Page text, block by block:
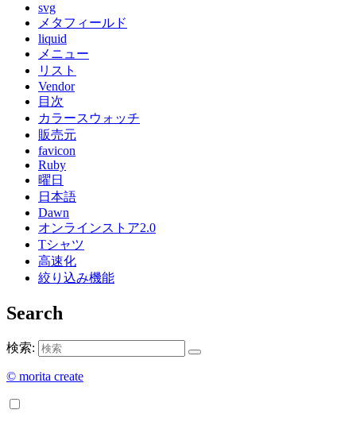
svg
メタフィールド
liquid
メニュー
リスト
Vendor
目次
カラースウォッチ
販売元
favicon
Ruby
曜日
日本語
Dawn
オンラインストア2.0
Tシャツ
高速化
絞り込み機能
Search
検索:
© morita create